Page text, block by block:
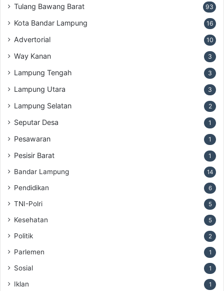
Tulang Bawang Barat 93
Kota Bandar Lampung 16
Advertorial 10
Way Kanan 3
Lampung Tengah 3
Lampung Utara 3
Lampung Selatan 2
Seputar Desa 1
Pesawaran 1
Pesisir Barat 1
Bandar Lampung 14
Pendidikan 6
TNI-Polri 5
Kesehatan 5
Politik 2
Parlemen 1
Sosial 1
Iklan 1